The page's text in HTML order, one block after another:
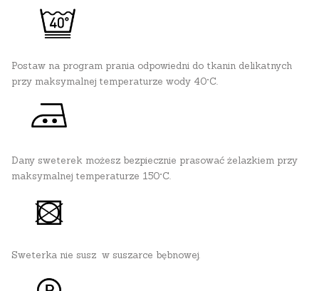
Postaw na program prania odpowiedni do tkanin delikatnych
przy maksymalnej temperaturze wody 40°C.
Dany sweterek możesz bezpiecznie prasować żelazkiem przy
maksymalnej temperaturze 150°C.
Sweterka nie susz w suszarce bębnowej.